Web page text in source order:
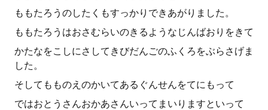
ももたろうのしたくもすっかりできあがりました。
ももたろうはおさむらいのきるようなじんばおりをきて
かたなをこしにさしてきびだんごのふくろをぶらさげま
した。
そしてもものえのかいてあるぐんせんをてにもって
ではおとうさんおかあさんいってまいりますといって